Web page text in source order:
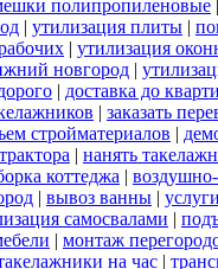
полипропиленовые
| утилизация плиты |
| утилизация
новгород |
| доставка до
| заказать
стройматериалов |
| нанять
коттеджа |
| вывоз ванны |
самосвалами |
| монтаж
на час |